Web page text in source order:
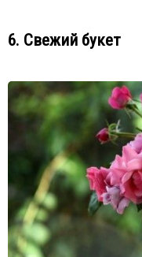
6. Свежий букет